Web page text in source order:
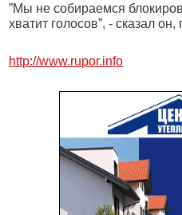
”Мы не собираемся
хватит голосов”, - сказал он,
http://www.rupor.info